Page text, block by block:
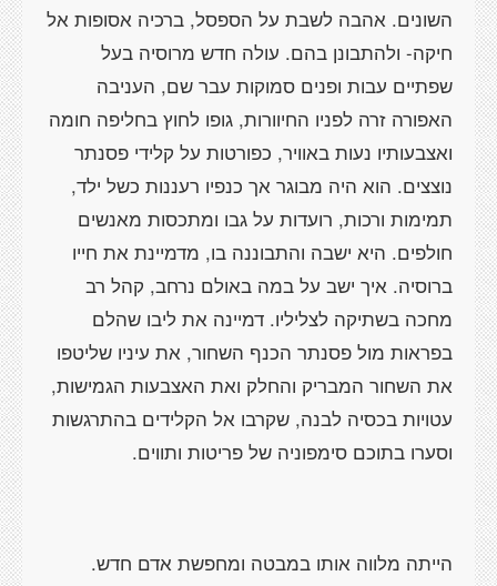
השונים. אהבה לשבת על הספסל, ברכיה אסופות אל
חיקה- ולהתבונן בהם. עולה חדש מרוסיה בעל
שפתיים עבות ופנים סמוקות עבר שם, העניבה
האפורה זרה לפניו החיוורות, גופו לחוץ בחליפה חומה
ואצבעותיו נעות באוויר, כפורטות על קלידי פסנתר
נוצצים. הוא היה מבוגר אך כנפיו רעננות כשל ילד,
תמימות ורכות, רועדות על גבו ומתכסות מאנשים
חולפים. היא ישבה והתבוננה בו, מדמיינת את חייו
ברוסיה. איך ישב על במה באולם נרחב, קהל רב
מחכה בשתיקה לצליליו. דמיינה את ליבו שהלם
בפראות מול פסנתר הכנף השחור, את עיניו שליטפו
את השחור המבריק והחלק ואת האצבעות הגמישות,
עטויות בכסיה לבנה, שקרבו אל הקלידים בהתרגשות
וסערו בתוכם סימפוניה של פריטות ותווים.
הייתה מלווה אותו במבטה ומחפשת אדם חדש.